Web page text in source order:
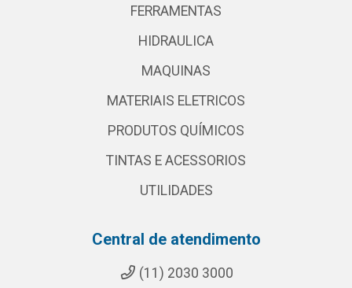
FERRAMENTAS
HIDRAULICA
MAQUINAS
MATERIAIS ELETRICOS
PRODUTOS QUÍMICOS
TINTAS E ACESSORIOS
UTILIDADES
Central de atendimento
(11) 2030 3000